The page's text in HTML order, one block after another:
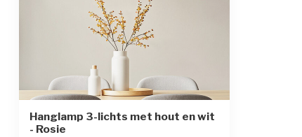
Hanglamp 3-lichts met hout en wit
- Rosie